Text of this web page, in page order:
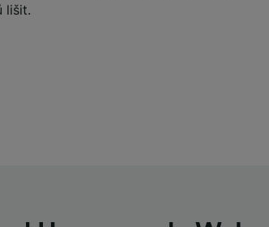
lišit.